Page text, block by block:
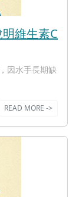
維生素C
因水手長期缺
READ MORE ->